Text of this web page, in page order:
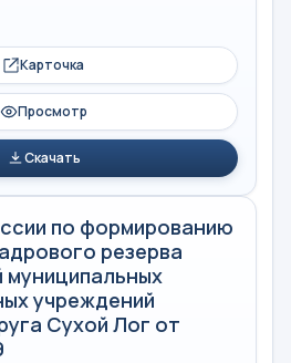
Карточка
Просмотр
Скачать
по формированию
резерва
муниципальных
учреждений
Сухой Лог от